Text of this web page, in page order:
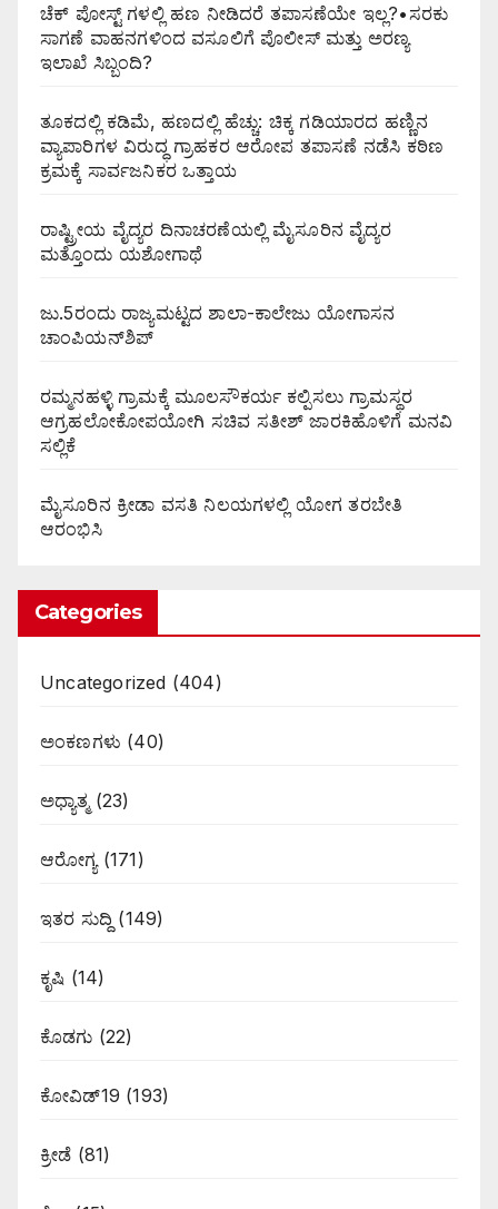
ಚೆಕ್ ಪೋಸ್ಟ್ ಗಳಲ್ಲಿ ಹಣ ನೀಡಿದರೆ ತಪಾಸಣೆಯೇ ಇಲ್ಲ?•ಸರಕು
ಸಾಗಣೆ ವಾಹನಗಳಿಂದ ವಸೂಲಿಗೆ ಪೊಲೀಸ್ ಮತ್ತು ಅರಣ್ಯ
ಇಲಾಖೆ ಸಿಬ್ಬಂದಿ?
ತೂಕದಲ್ಲಿ ಕಡಿಮೆ, ಹಣದಲ್ಲಿ ಹೆಚ್ಚು: ಚಿಕ್ಕ ಗಡಿಯಾರದ ಹಣ್ಣಿನ
ವ್ಯಾಪಾರಿಗಳ ವಿರುದ್ಧ ಗ್ರಾಹಕರ ಆರೋಪ ತಪಾಸಣೆ ನಡೆಸಿ ಕಠಿಣ
ಕ್ರಮಕ್ಕೆ ಸಾರ್ವಜನಿಕರ ಒತ್ತಾಯ
ರಾಷ್ಟ್ರೀಯ ವೈದ್ಯರ ದಿನಾಚರಣೆಯಲ್ಲಿ ಮೈಸೂರಿನ ವೈದ್ಯರ
ಮತ್ತೊಂದು ಯಶೋಗಾಥೆ
ಜು.5ರಂದು ರಾಜ್ಯಮಟ್ಟದ ಶಾಲಾ-ಕಾಲೇಜು ಯೋಗಾಸನ
ಚಾಂಪಿಯನ್‌ಶಿಪ್
ರಮ್ಮನಹಳ್ಳಿ ಗ್ರಾಮಕ್ಕೆ ಮೂಲಸೌಕರ್ಯ ಕಲ್ಪಿಸಲು ಗ್ರಾಮಸ್ಥರ
ಆಗ್ರಹಲೋಕೋಪಯೋಗಿ ಸಚಿವ ಸತೀಶ್ ಜಾರಕಿಹೊಳಿಗೆ ಮನವಿ
ಸಲ್ಲಿಕೆ
ಮೈಸೂರಿನ ಕ್ರೀಡಾ ವಸತಿ ನಿಲಯಗಳಲ್ಲಿ ಯೋಗ ತರಬೇತಿ
ಆರಂಭಿಸಿ
Categories
Uncategorized (404)
ಅಂಕಣಗಳು (40)
ಅಧ್ಯಾತ್ಮ(23)
ಆರೋಗ್ಯ(171)
ಇತರ ಸುದ್ದಿ (149)
ಕೃಷಿ (14)
ಕೊಡಗು (22)
ಕೋವಿಡ್19 (193)
ಕ್ರೀಡೆ (81)